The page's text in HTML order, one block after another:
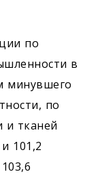
по
в
минувшего
по
и тканей
101,2